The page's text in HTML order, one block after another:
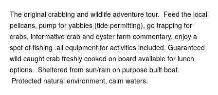
The original crabbing and wildlife adventure tour. Feed the local
pelicans, pump for yabbies (tide permitting), go trapping for
crabs, informative crab and oyster farm commentary, enjoy a
spot of fishing .all equipment for activities included. Guaranteed
wild caught crab freshly cooked on board available for lunch
options. Sheltered from sun/rain on purpose built boat.
Protected natural environment, calm waters.